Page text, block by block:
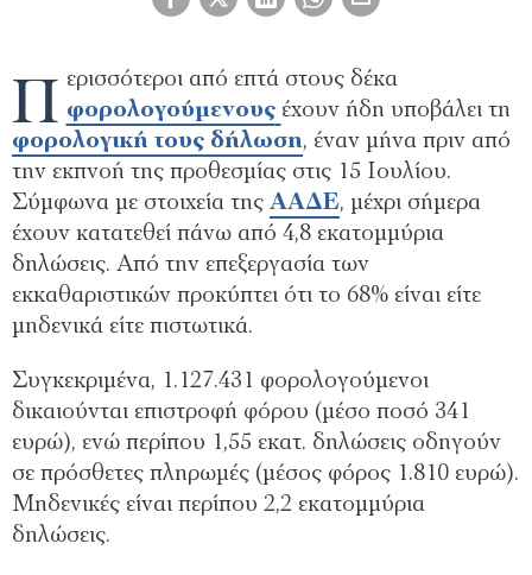
Π ερισσότεροι από επτά στους δέκα
φορολογούμενους έχουν ήδη υποβάλει τη
φορολογική τους δήλωση, έναν μήνα πριν από
την εκπνοή της προθεσμίας στις 15 Ιουλίου.
Σύμφωνα με στοιχεία της ΑΑΔΕ, μέχρι σήμερα
έχουν κατατεθεί πάνω από 4,8 εκατομμύρια
δηλώσεις. Από την επεξεργασία των
εκκαθαριστικών προκύπτει ότι το 68% είναι είτε
μηδενικά είτε πιστωτικά.
Συγκεκριμένα, 1.127.431 φορολογούμενοι
δικαιούνται επιστροφή φόρου (μέσο ποσό 341
ευρώ), ενώ περίπου 1,55 εκατ. δηλώσεις οδηγούν
σε πρόσθετες πληρωμές (μέσος φόρος 1.810 ευρώ).
Μηδενικές είναι περίπου 2,2 εκατομμύρια
δηλώσεις.